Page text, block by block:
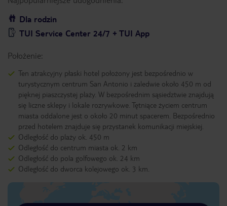
Dla rodzin
TUI Service Center 24/7 + TUI App
Położenie:
Ten atrakcyjny płaski hotel położony jest bezpośrednio w
turystycznym centrum San Antonio i zaledwie około 450 m od
pięknej piaszczystej plaży. W bezpośrednim sąsiedztwie znajdują
się liczne sklepy i lokale rozrywkowe. Tętniące życiem centrum
miasta oddalone jest o około 20 minut spacerem. Bezpośrednio
przed hotelem znajduje się przystanek komunikacji miejskiej.
Odległość do plaży ok. 450 m
Odległość do centrum miasta ok. 2 km
Odległość do pola golfowego ok. 24 km
Odległość do dworca kolejowego ok. 3 km.